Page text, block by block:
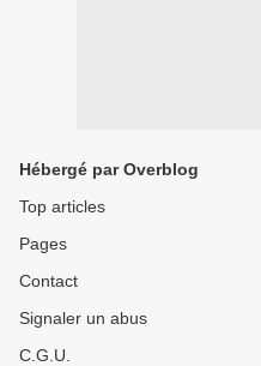
Hébergé par Overblog
Top articles
Pages
Contact
Signaler un abus
C.G.U.